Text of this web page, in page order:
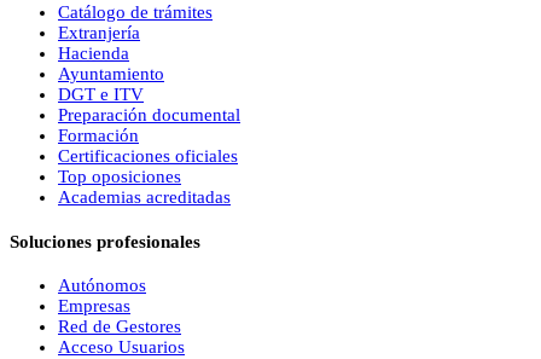
Catálogo de trámites
Extranjería
Hacienda
Ayuntamiento
DGT e ITV
Preparación documental
Formación
Certificaciones oficiales
Top oposiciones
Academias acreditadas
Soluciones profesionales
Autónomos
Empresas
Red de Gestores
Acceso Usuarios